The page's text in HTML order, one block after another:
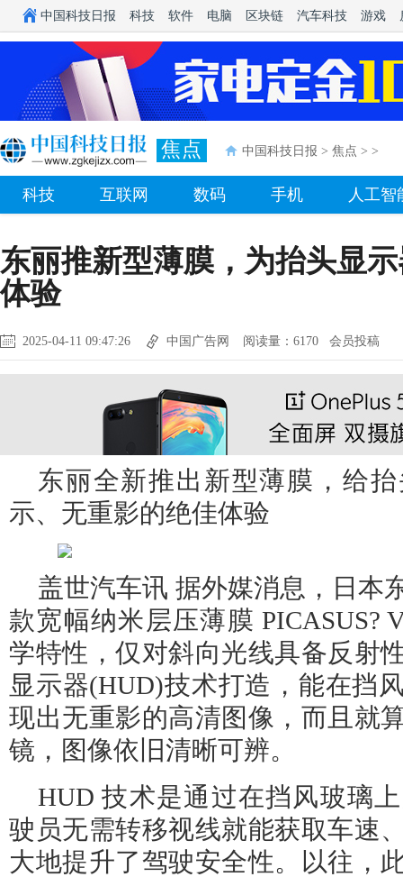
中国科技日报 科技 软件 电脑 区块链 汽车科技 游戏
焦点 中国科技日报 > 焦点 > >
科技 互联网 数码 手机 人工智
东丽推新型薄膜，为抬头显
体验
2025-04-11 09:47:26 中国广告网 阅读量：6170 会员投稿
东丽全新推出新型薄膜，给
示、无重影的绝佳体验
盖世汽车讯 据外媒消息，日本
款宽幅纳米层压薄膜 PICASUS?
学特性，仅对斜向光线具备反射
显示器(HUD)技术打造，能在挡
现出无重影的高清图像，而且就
镜，图像依旧清晰可辨。
HUD 技术是通过在挡风玻璃
驶员无需转移视线就能获取车速
大地提升了驾驶安全性。以往，